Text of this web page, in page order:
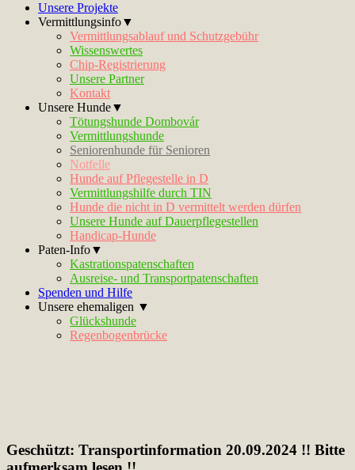
Unsere Projekte
Vermittlungsinfo▼
Vermittlungsablauf und Schutzgebühr
Wissenswertes
Chip-Registrierung
Unsere Partner
Kontakt
Unsere Hunde▼
Tötungshunde Dombovár
Vermittlungshunde
Seniorenhunde für Senioren
Notfelle
Hunde auf Pflegestelle in D
Vermittlungshilfe durch TIN
Hunde die nicht in D vermittelt werden dürfen
Unsere Hunde auf Dauerpflegestellen
Handicap-Hunde
Paten-Info▼
Kastrationspatenschaften
Ausreise- und Transportpatenschaften
Spenden und Hilfe
Unsere ehemaligen ▼
Glückshunde
Regenbogenbrücke
Geschützt: Transportinformation 20.09.2024 !! Bitte